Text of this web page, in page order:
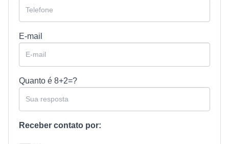
E-mail
Quanto é 8+2=?
Receber contato por: